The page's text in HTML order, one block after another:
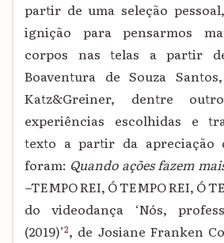
partir de uma seleção pessoal
ignição para pensarmos
corpos nas telas a partir
Boaventura de Souza
Katz&Greiner, dentre
experiências escolhidas e
texto a partir da apreciação
foram: Quando ações fazem
–TEMPO REI, Ó TEMPO REI, Ó
do videodança ‘Nós,
(2019)’2, de Josiane Franken